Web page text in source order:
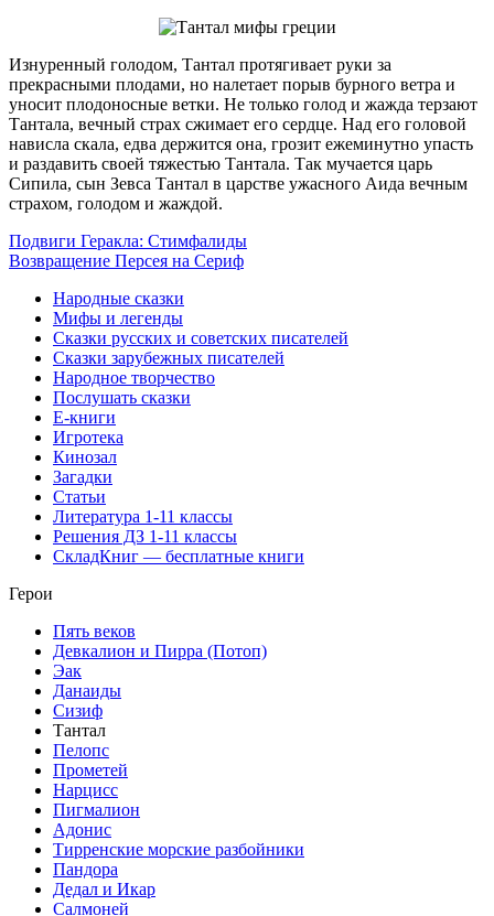
Изнуренный голодом, Тантал протягивает руки за
прекрасными плодами, но налетает порыв бурного ветра и
уносит плодоносные ветки. Не только голод и жажда терзают
Тантала, вечный страх сжимает его сердце. Над его головой
нависла скала, едва держится она, грозит ежеминутно упасть
и раздавить своей тяжестью Тантала. Так мучается царь
Сипила, сын Зевса Тантал в царстве ужасного Аида вечным
страхом, голодом и жаждой.
Подвиги Геракла: Стимфалиды
Возвращение Персея на Сериф
Народные сказки
Мифы и легенды
Сказки русских и советских писателей
Сказки зарубежных писателей
Народное творчество
Послушать сказки
Е-книги
Игротека
Кинозал
Загадки
Статьи
Литература 1-11 классы
Решения ДЗ 1-11 классы
СкладКниг — бесплатные книги
Герои
Пять веков
Девкалион и Пирра (Потоп)
Эак
Данаиды
Сизиф
Тантал
Пелопс
Прометей
Нарцисс
Пигмалион
Адонис
Тирренские морские разбойники
Пандора
Дедал и Икар
Салмоней